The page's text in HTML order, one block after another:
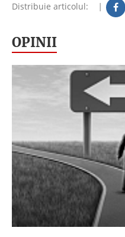
Distribuie articolul: |
OPINII